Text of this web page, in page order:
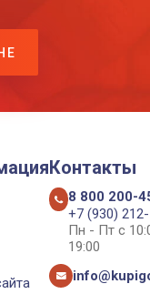
Контакты
8 800 200-
+7 (930)
Пн - Пт с
19:00